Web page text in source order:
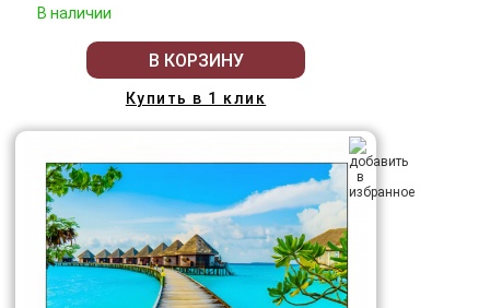
В наличии
В КОРЗИНУ
Купить в 1 клик